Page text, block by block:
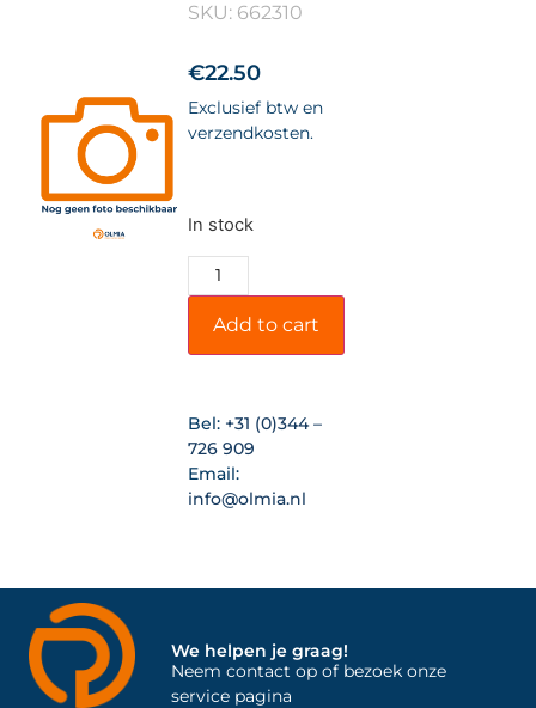
SKU: 662310
€22.50
Exclusief btw en
verzendkosten.
In stock
Add to cart
Bel: +31 (0)344 –
726 909
Email:
info@olmia.nl
We helpen je graag!
Neem contact op of bezoek onze
service pagina